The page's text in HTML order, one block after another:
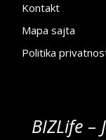
Kontakt
Mapa sajta
Politika
BIZLife –